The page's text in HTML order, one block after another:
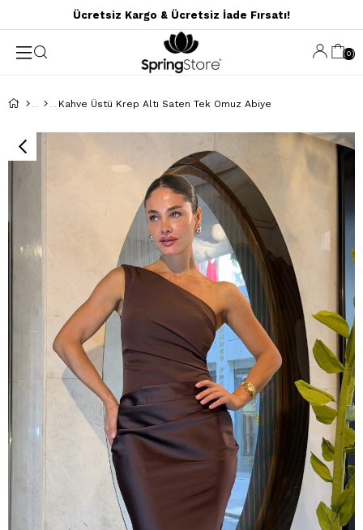
Ücretsiz Kargo & Ücretsiz İade Fırsatı!
0
Kahve Üstü Krep Altı Saten Tek Omuz Abiye